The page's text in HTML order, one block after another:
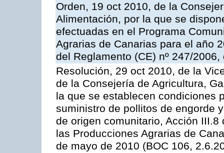
Orden, 19 oct 2010, de la
Alimentación, por la que se
efectuadas en el Programa
Agrarias de Canarias para el año
del Reglamento (CE) nº 247/
Resolución, 29 oct 2010, de la
de la Consejería de Agricultura,
la que se establecen condiciones
suministro de pollitos de engorde
de origen comunitario, Acción
las Producciones Agrarias de
de mayo de 2010 (BOC 106,